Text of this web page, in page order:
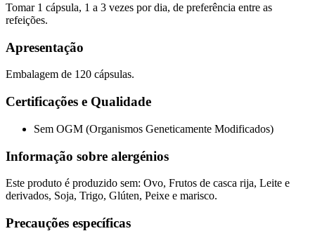
Tomar 1 cápsula, 1 a 3 vezes por dia, de preferência entre as
refeições.
Apresentação
Embalagem de 120 cápsulas.
Certificações e Qualidade
Sem OGM (Organismos Geneticamente Modificados)
Informação sobre alergénios
Este produto é produzido sem: Ovo, Frutos de casca rija, Leite e
derivados, Soja, Trigo, Glúten, Peixe e marisco.
Precauções específicas